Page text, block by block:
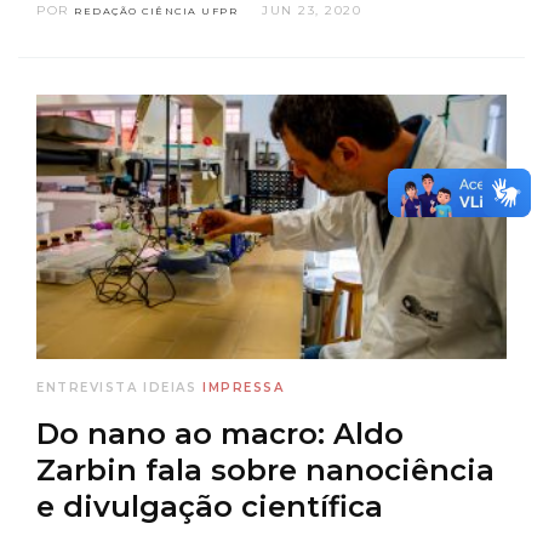
POR REDAÇÃO CIÊNCIA UFPR JUN 23, 2020
ENTREVISTA IDEIAS IMPRESSA
Do nano ao macro: Aldo
Zarbin fala sobre nanociência
e divulgação científica